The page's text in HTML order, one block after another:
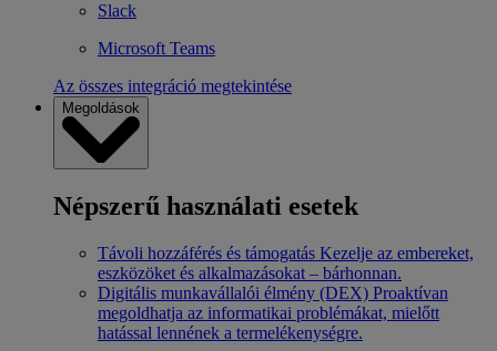
Slack
Microsoft Teams
Az összes integráció megtekintése
Megoldások
Népszerű használati esetek
Távoli hozzáférés és támogatás Kezelje az embereket,
eszközöket és alkalmazásokat – bárhonnan.
Digitális munkavállalói élmény (DEX) Proaktívan
megoldhatja az informatikai problémákat, mielőtt
hatással lennének a termelékenységre.